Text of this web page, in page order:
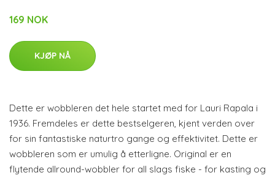
169 NOK
KJØP NÅ
Dette er wobbleren det hele startet med for Lauri Rapala i
1936. Fremdeles er dette bestselgeren, kjent verden over
for sin fantastiske naturtro gange og effektivitet. Dette er
wobbleren som er umulig å etterligne. Original er en
flytende allround-wobbler for all slags fiske - for kasting og